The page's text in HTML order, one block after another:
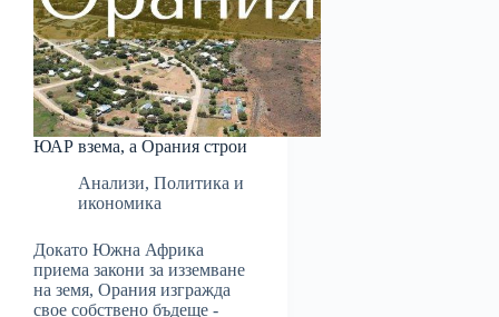
ЮАР взема, а Орания строи
Анализи, Политика и
икономика
Докато Южна Африка
приема закони за изземване
на земя, Орания изгражда
свое собствено бъдеще -